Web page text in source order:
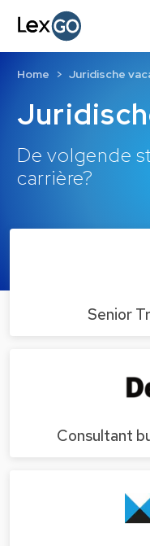
De volgende
carrière?
Home Juridische
Senior
Consultant